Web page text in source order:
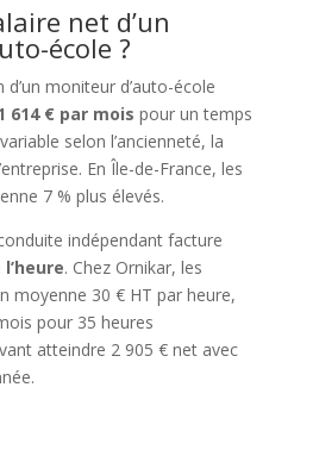
net d’un
école ?
moniteur d’auto-école
614 € par mois pour un temps
selon l’ancienneté, la
En Île-de-France, les
7 % plus élevés.
indépendant facture
. Chez Ornikar, les
moyenne 30 € HT par heure,
pour 35 heures
atteindre 2 905 € net avec